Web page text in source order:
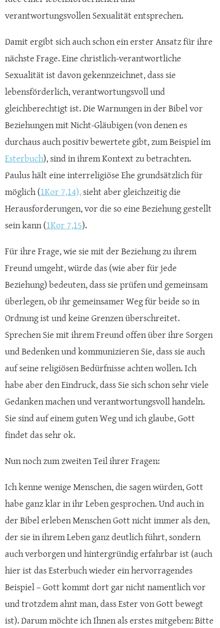
verantwortungsvollen Sexualität entsprechen.
Damit ergibt sich auch schon ein erster Ansatz für ihre
nächste Frage. Eine christlich-verantwortliche
Sexualität ist davon gekennzeichnet, dass sie
lebensförderlich, verantwortungsvoll und
gleichberechtigt ist. Die Warnungen in der Bibel vor
Beziehungen mit Nicht-Gläubigen (von denen es
durchaus auch positiv bewertete gibt, zum Beispiel im
Esterbuch), sind in ihrem Kontext zu betrachten.
Paulus hält eine interreligiöse Ehe grundsätzlich für
möglich (1Kor 7,14),sieht aber gleichzeitig die
Herausforderungen, vor die so eine Beziehung gestellt
sein kann (1Kor 7,15).
Für ihre Frage, wie sie mit der Beziehung zu ihrem
Freund umgeht, würde das (wie aber für jede
Beziehung) bedeuten, dass sie prüfen und gemeinsam
überlegen, ob ihr gemeinsamer Weg für beide so in
Ordnung ist und keine Grenzen überschreitet.
Sprechen Sie mit ihrem Freund offen über ihre Sorgen
und Bedenken und kommunizieren Sie, dass sie auch
auf seine religiösen Bedürfnisse achten wollen. Ich
habe aber den Eindruck, dass Sie sich schon sehr viele
Gedanken machen und verantwortungsvoll handeln.
Sie sind auf einem guten Weg und ich glaube, Gott
findet das sehr ok.
Nun noch zum zweiten Teil ihrer Fragen:
Ich kenne wenige Menschen, die sagen würden, Gott
habe ganz klar in ihr Leben gesprochen. Und auch in
der Bibel erleben Menschen Gott nicht immer als den,
der sie in ihrem Leben ganz deutlich führt, sondern
auch verborgen und hintergründig erfahrbar ist (auch
hier ist das Esterbuch wieder ein hervorragendes
Beispiel – Gott kommt dort gar nicht namentlich vor
und trotzdem ahnt man, dass Ester von Gott bewegt
ist). Darum möchte ich Ihnen als erstes mitgeben: Bitte